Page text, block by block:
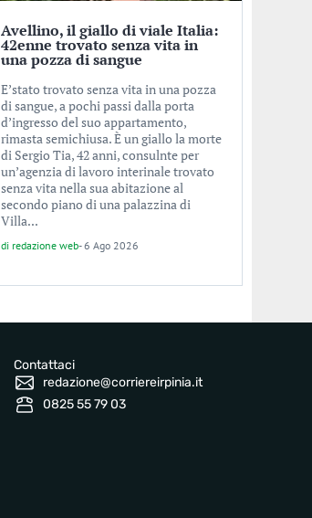
Avellino, il giallo di viale Italia:
42enne trovato senza vita in
una pozza di sangue
E’stato trovato senza vita in una pozza
di sangue, a pochi passi dalla porta
d’ingresso del suo appartamento,
rimasta semichiusa. È un giallo la morte
di Sergio Tia, 42 anni, consulnte per
un’agenzia di lavoro interinale trovato
senza vita nella sua abitazione al
secondo piano di una palazzina di
Villa...
di redazione web-6 Ago 2026
Contattaci
redazione@corriereirpinia.it
0825 55 79 03